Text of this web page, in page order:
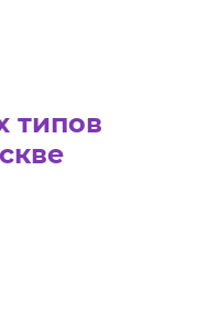
типов